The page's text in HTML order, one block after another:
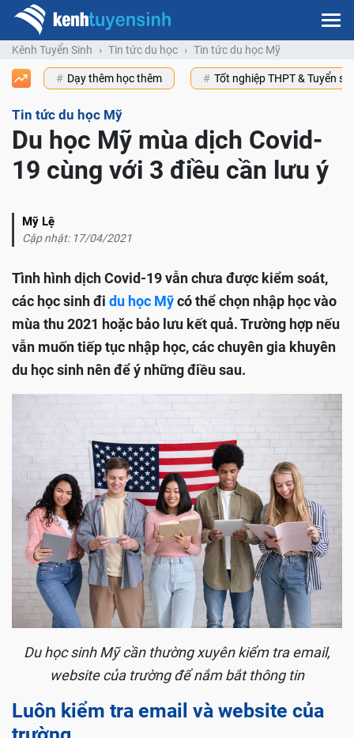
Kênh Tuyển Sinh Tin tức du học Tin tức du học Mỹ
Dạy thêm học thêm Tốt nghiệp THPT & Tuyển
Tin tức du học Mỹ
Du học Mỹ mùa dịch Covid-
19 cùng với 3 điều cần lưu ý
Mỹ Lệ
Cập nhật: 17/04/2021
Tình hình dịch Covid-19 vẫn chưa được kiểm soát,
các học sinh đi du học Mỹcó thể chọn nhập học vào
mùa thu 2021 hoặc bảo lưu kết quả. Trường hợp nếu
vẫn muốn tiếp tục nhập học, các chuyên gia khuyên
du học sinh nên để ý những điều sau.
Du học sinh Mỹ cần thường xuyên kiểm tra email,
website của trường để nắm bắt thông tin
Luôn kiểm tra email và website của